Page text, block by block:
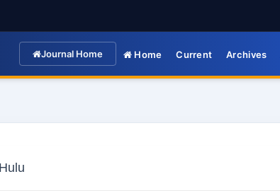
Journal Home Home Current Archives